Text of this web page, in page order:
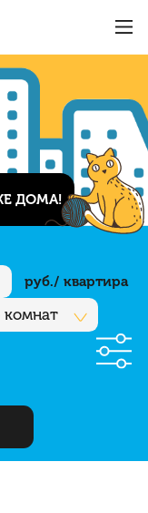
ДОМА!
комнат
руб./ квартира